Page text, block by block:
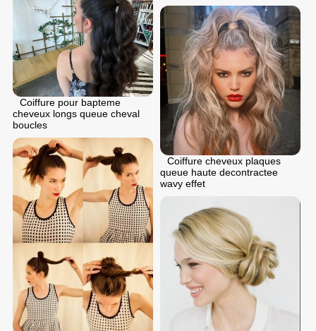
Coiffure pour bapteme
cheveux longs queue cheval
boucles
Coiffure cheveux plaques
queue haute decontractee
wavy effet